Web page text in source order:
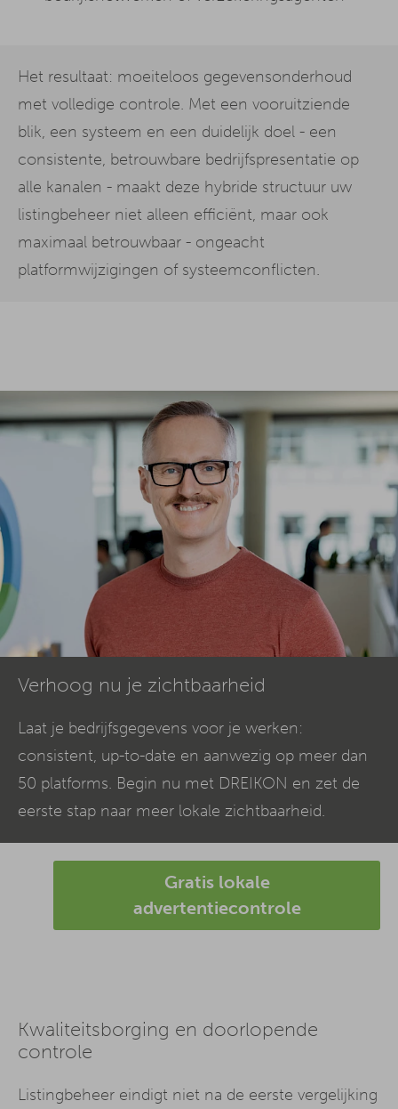
Het resultaat: moeiteloos gegevensonderhoud
met volledige controle. Met een vooruitziende
blik, een systeem en een duidelijk doel - een
consistente, betrouwbare bedrijfspresentatie op
alle kanalen - maakt deze hybride structuur uw
listingbeheer niet alleen efficiënt, maar ook
maximaal betrouwbaar - ongeacht
platformwijzigingen of systeemconflicten.
Verhoog nu je zichtbaarheid
Laat je bedrijfsgegevens voor je werken:
consistent, up-to-date en aanwezig op meer dan
50 platforms. Begin nu met DREIKON en zet de
eerste stap naar meer lokale zichtbaarheid.
Gratis lokale
advertentiecontrole
Kwaliteitsborging en doorlopende
controle
Listingbeheer eindigt niet na de eerste vergelijking